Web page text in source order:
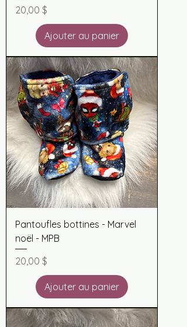
Prix
20,00 $
Ajouter au panier
Pantoufles bottines - Marvel
noël - MPB
Prix
20,00 $
Ajouter au panier